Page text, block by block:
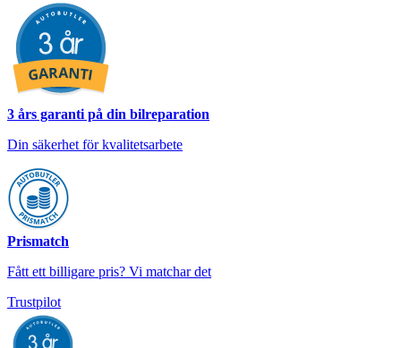
3 års garanti på din bilreparation
Din säkerhet för kvalitetsarbete
Prismatch
Fått ett billigare pris? Vi matchar det
Trustpilot